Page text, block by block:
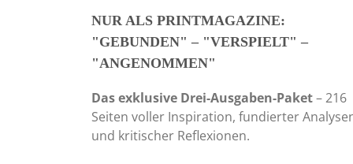
NUR ALS PRINTMAGAZINE:
"GEBUNDEN" – "VERSPIELT" –
"ANGENOMMEN"
Das exklusive Drei-Ausgaben-Paket– 216
Seiten voller Inspiration, fundierter
und kritischer Reflexionen.